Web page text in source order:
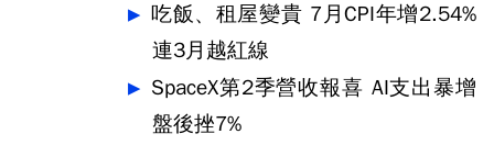
吃飯、租屋變貴 7月CPI年增2.54%
連3月越紅線
SpaceX第2季營收報喜 AI支出暴增
盤後挫7%